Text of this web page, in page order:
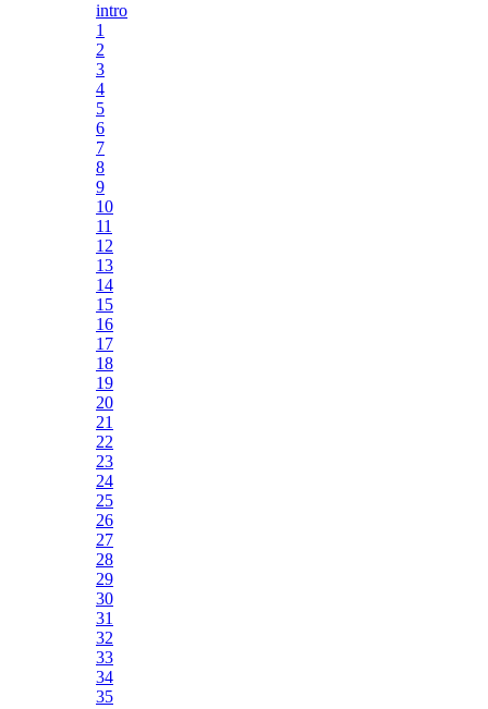
intro
1
2
3
4
5
6
7
8
9
10
11
12
13
14
15
16
17
18
19
20
21
22
23
24
25
26
27
28
29
30
31
32
33
34
35